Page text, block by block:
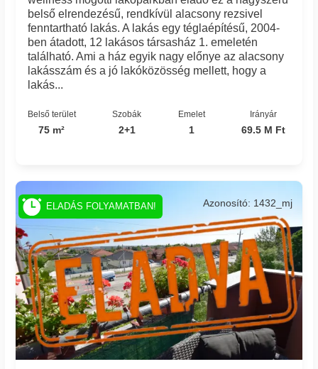
belső elrendezésű, rendkívül alacsony rezsivel
fenntartható lakás. A lakás egy téglaépítésű, 2004-
ben átadott, 12 lakásos társasház 1. emeletén
található. Ami a ház egyik nagy előnye az alacsony
lakásszám és a jó lakóközösség mellett, hogy a
lakás...
Belső terület
75 m²
Szobák
2+1
Emelet
1
Irányár
69.5 M Ft
Azonosító: 1432_mj
ELADÁS FOLYAMATBAN!